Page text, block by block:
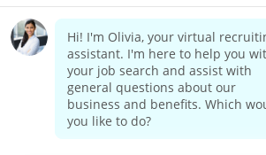
Copyright informatie
Contact opnemen
Startpagina van het bedrijf